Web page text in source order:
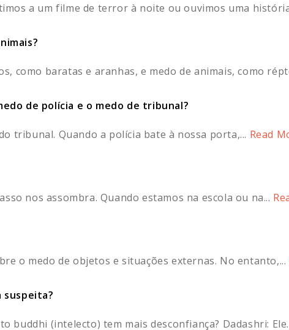
a um filme de terror à noite ou ouvimos uma
como baratas e aranhas, e medo de animais, como
de polícia e o medo de tribunal?
tribunal. Quando a polícia bate à nossa porta,... Read
nos assombra. Quando estamos na escola ou na...
o medo de objetos e situações externas. No entanto,...
suspeita?
buddhi (intelecto) tem mais desconfiança? Dadashri: